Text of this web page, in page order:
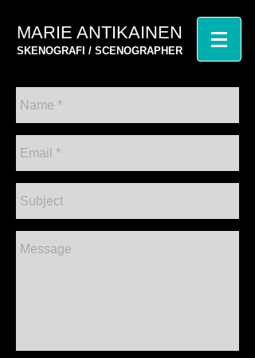
MARIE ANTIKAINEN
SKENOGRAFI / SCENOGRAPHER